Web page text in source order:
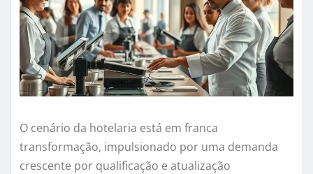
O cenário da hotelaria está em franca
transformação, impulsionado por uma demanda
crescente por qualificação e atualização